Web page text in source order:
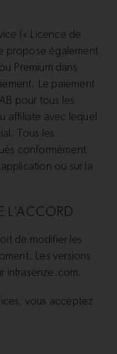
(« Licence de
propose également
Premium dans
Le paiement
pour tous les
affiliate avec lequel
Tous les
conformément
ou sur la
de modifier les
Les versions
intrasenze.com.
vous acceptez